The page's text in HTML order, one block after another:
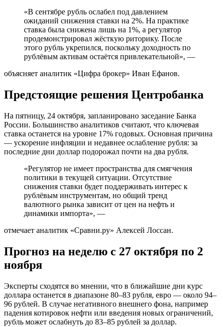
«В сентябре рубль ослабел под давлением
ожиданий снижения ставки на 2%. На практике
ставка была снижена лишь на 1%, а регулятор
продемонстрировал жёсткую риторику. После
этого рубль укрепился, поскольку доходность по
рублёвым активам остаётся привлекательной», —
объясняет аналитик «Цифра брокер» Иван Ефанов.
Предстоящие решения Центробанка
На пятницу, 24 октября, запланировано заседание Банка
России. Большинство аналитиков считают, что ключевая
ставка останется на уровне 17% годовых. Основная причина
— ускорение инфляции и недавнее ослабление рубля: за
последние дни доллар подорожал почти на два рубля.
«Регулятор не имеет пространства для смягчения
политики в текущей ситуации. Отсутствие
снижения ставки будет поддерживать интерес к
рублёвым инструментам, но общий тренд
валютного рынка зависит от цен на нефть и
динамики импорта», —
отмечает аналитик «Сравни.ру» Алексей Лоссан.
Прогноз на неделю с 27 октября по 2
ноября
Эксперты сходятся во мнении, что в ближайшие дни курс
доллара останется в диапазоне 80–83 рубля, евро — около 94–
96 рублей. В случае негативного внешнего фона, например
падения котировок нефти или введения новых ограничений,
рубль может ослабнуть до 83–85 рублей за доллар.